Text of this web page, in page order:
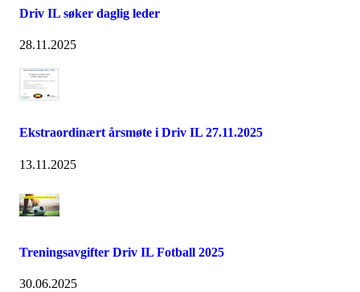
Driv IL søker daglig leder
28.11.2025
Ekstraordinært årsmøte i Driv IL 27.11.2025
13.11.2025
Treningsavgifter Driv IL Fotball 2025
30.06.2025